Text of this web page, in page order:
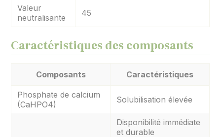
Valeur
neutralisante
45
Caractéristiques des composants
Composants Caractéristiques
Phosphate de calcium
(CaHPO4)
Solubilisation élevée
Disponibilité immédiate
et durable